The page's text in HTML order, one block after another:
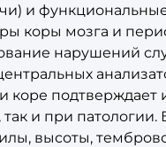
и
коры мозга и
нарушений
коре подтверждает
и при патологии.
высоты,